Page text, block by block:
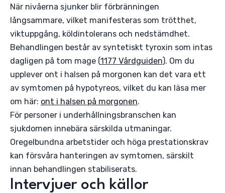
När nivåerna sjunker blir förbränningen
långsammare, vilket manifesteras som trötthet,
viktuppgång, köldintolerans och nedstämdhet.
Behandlingen består av syntetiskt tyroxin som intas
dagligen på tom mage (1177 Vårdguiden). Om du
upplever ont i halsen på morgonen kan det vara ett
av symtomen på hypotyreos, vilket du kan läsa mer
om här: ont i halsen på morgonen.
För personer i underhållningsbranschen kan
sjukdomen innebära särskilda utmaningar.
Oregelbundna arbetstider och höga prestationskrav
kan försvåra hanteringen av symtomen, särskilt
innan behandlingen stabiliserats.
Intervjuer och källor